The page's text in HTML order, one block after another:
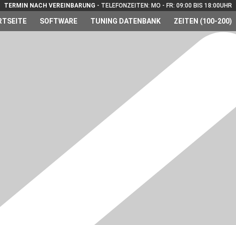
TERMIN NACH VEREINBARUNG - TELEFONZEITEN: MO - FR: 09:00 BIS 18:00UHR
SOFTWARE TUNING DATENBANK ZEITEN (100-200)